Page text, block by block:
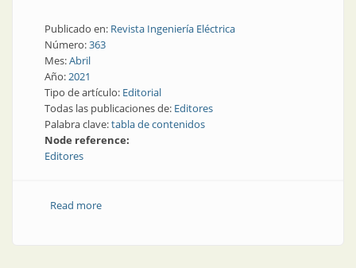
Publicado en: Revista Ingeniería Eléctrica
Número:363
Mes:Abril
Año:2021
Tipo de artículo: Editorial
Todas las publicaciones de: Editores
Palabra clave:tabla de contenidos
Node reference:
Editores
Read moreabout Ingeniería Eléctrica 363 | En esta edición